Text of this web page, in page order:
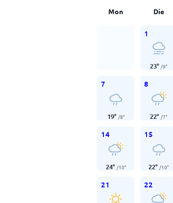
Mon Die
1
23° /9°
7
19° /8°
8
22° /7°
14
24° /10°
15
22° /10°
21 22